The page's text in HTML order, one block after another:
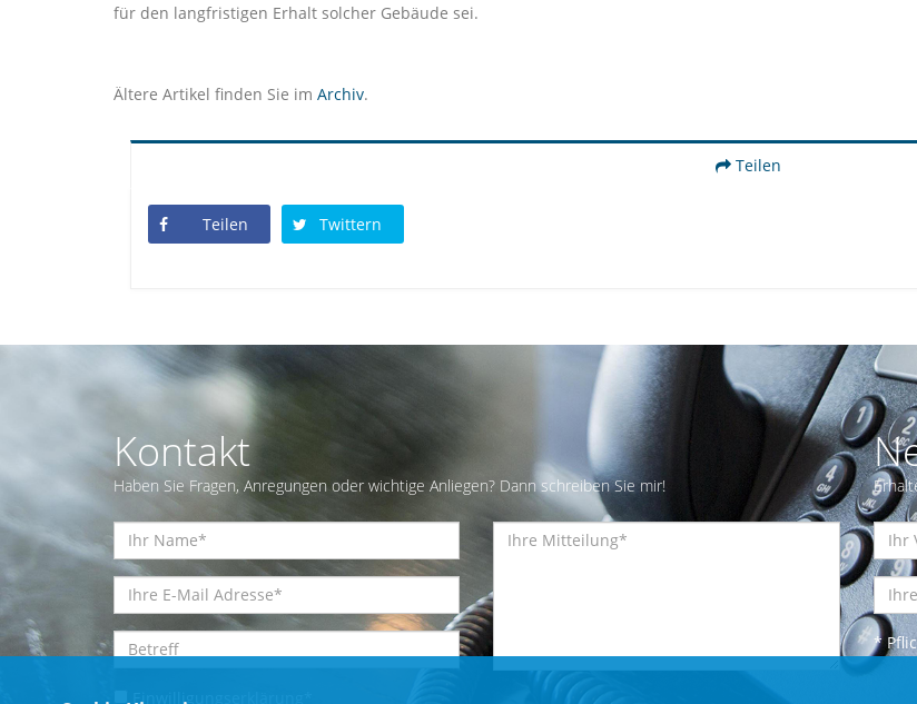
für den langfristigen Erhalt solcher Gebäude sei.
Ältere Artikel finden Sie im Archiv.
Teilen
Teilen Twittern
Kontakt
Haben Sie Fragen, Anregungen oder wichtige Anliegen? Dann schreiben Sie mir!
Einwilligungserklärung
*